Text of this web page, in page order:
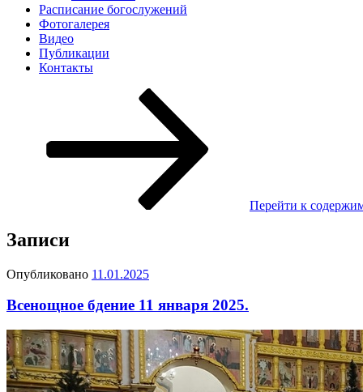
Расписание богослужений
Фотогалерея
Видео
Публикации
Контакты
Перейти к
Записи
Опубликовано 11.01.2025
Всенощное бдение 11 января 2025.